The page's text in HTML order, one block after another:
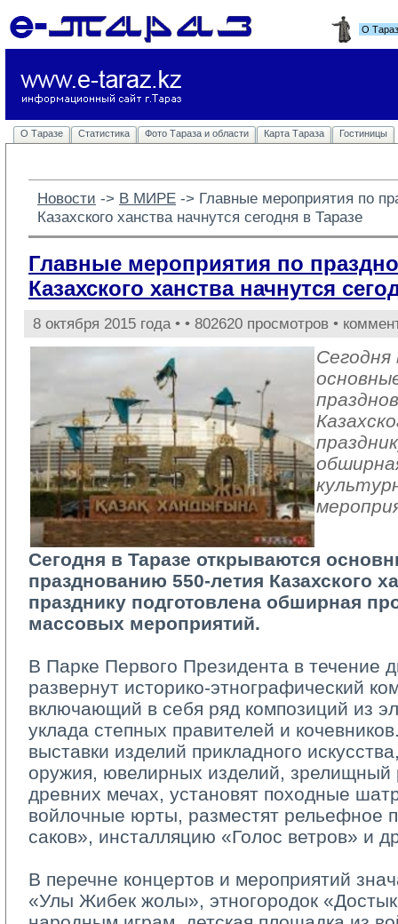
О
О Таразе Статистика Фото Тараза и области Карта Тараза Гостиницы
Новости -> В МИРЕ -> Главные мероприятия по
Казахского ханства начнутся сегодня в Таразе
Главные мероприятия по
Казахского ханства начнутся
8 октября 2015 года • • 802620 просмотров •
Сегодня в Таразе открываются
празднованию 550-летия Казахского
празднику подготовлена обширная
массовых мероприятий.
В Парке Первого Президента в течение
развернут историко-этнографический
включающий в себя ряд композиций из
уклада степных правителей и
выставки изделий прикладного
оружия, ювелирных изделий,
древних мечах, установят походные
войлочные юрты, разместят рельефное
саков», инсталляцию «Голос ветров» и
В перечне концертов и мероприятий
«Улы Жибек жолы», этногородок